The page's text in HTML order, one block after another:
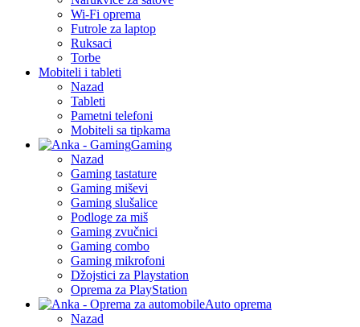
Wi-Fi oprema
Futrole za laptop
Ruksaci
Torbe
Mobiteli i tableti
Nazad
Tableti
Pametni telefoni
Mobiteli sa tipkama
Gaming
Nazad
Gaming tastature
Gaming miševi
Gaming slušalice
Podloge za miš
Gaming zvučnici
Gaming combo
Gaming mikrofoni
Džojstici za Playstation
Oprema za PlayStation
Auto oprema
Nazad